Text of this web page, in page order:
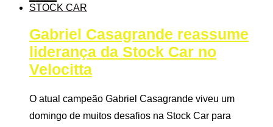
STOCK CAR
Gabriel Casagrande reassume
liderança da Stock Car no
Velocitta
O atual campeão Gabriel Casagrande viveu um
domingo de muitos desafios na Stock Car para